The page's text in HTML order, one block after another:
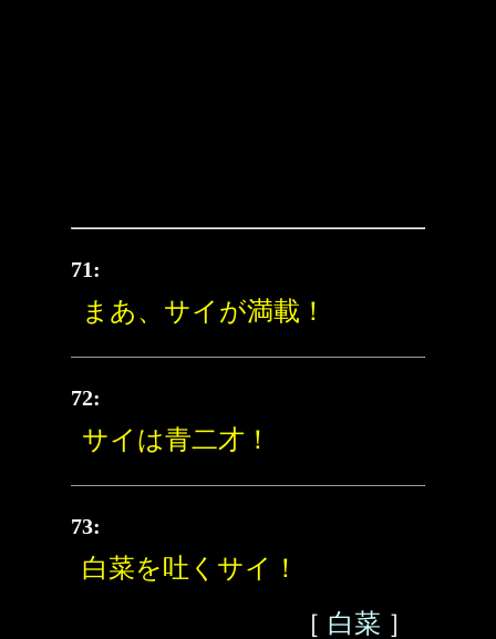
71:
まあ、サイが満載！
72:
サイは青二才！
73:
白菜を吐くサイ！
［ 白菜 ］